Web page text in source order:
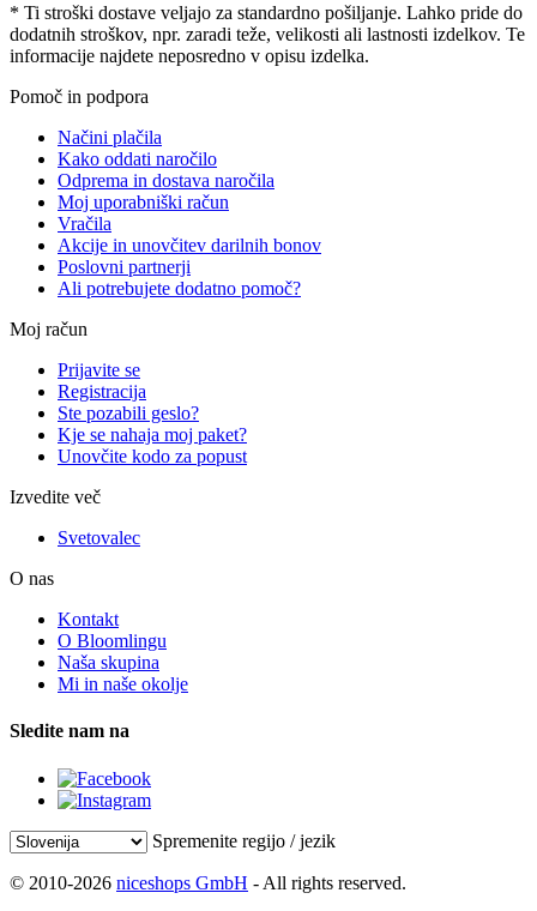
* Ti stroški dostave veljajo za standardno pošiljanje. Lahko pride do
dodatnih stroškov, npr. zaradi teže, velikosti ali lastnosti izdelkov. Te
informacije najdete neposredno v opisu izdelka.
Pomoč in podpora
Načini plačila
Kako oddati naročilo
Odprema in dostava naročila
Moj uporabniški račun
Vračila
Akcije in unovčitev darilnih bonov
Poslovni partnerji
Ali potrebujete dodatno pomoč?
Moj račun
Prijavite se
Registracija
Ste pozabili geslo?
Kje se nahaja moj paket?
Unovčite kodo za popust
Izvedite več
Svetovalec
O nas
Kontakt
O Bloomlingu
Naša skupina
Mi in naše okolje
Sledite nam na
Spremenite regijo / jezik
© 2010-2026 niceshops GmbH - All rights reserved.